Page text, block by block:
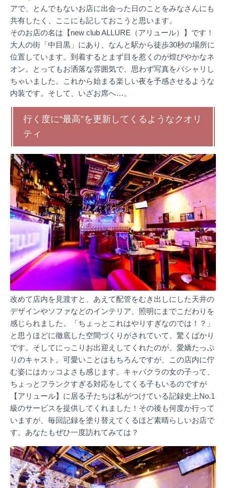
アで、とんでもないお店に出会った日のことをみなさんにも
共有したく、ここにも記しておこうと思います。
そのお店の名は【new club ALLURE（アリュール）】です！
大人の街「中目黒」にあり、なんと駅から徒歩30秒の場所に
位置しています。到着するとまず目を惹くのが煌びやかなネ
オン。とってもお洒落な雰囲気で、思わず写真をパシャリし
ちゃいました。これから始まる楽しい夜を予感させるような
内装です。そして、いざお席へ…。
行く度に“最高”を更新してくるようなクオリ
ティ
改めて店内を見渡すと、あえて配管をむき出しにした天井の
デザインやソファなどのインテリア、照明にまでこだわりを
感じられました。「ちょっとこれはやりすぎなのでは！？」
と思うほどに徹底した空間づくりがされていて、驚くばかり
です。そしてにっこりお出迎えしてくれたのが、愛嬌たっぷ
りのキャスト。可愛いことはもちろんですが、この店内に佇
む姿にはカッコよさも感じます。キャバクラの女の子って、
ちょっとフランクすぎる対応をしてくる子もいるのですが
【アリュール】に居る子たちは私がつけている記録史上No.1
級のサービスを提供してくれました！その後も何度か行って
いますが、毎回記録を塗り替えてくるほど素晴らしいお店で
す。あなたもぜひ一度訪れてみては？